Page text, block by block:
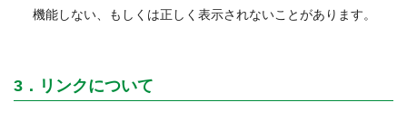
機能しない、もしくは正しく表示されないことがあります。
3．リンクについて